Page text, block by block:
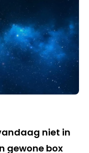
niet in
gewone box